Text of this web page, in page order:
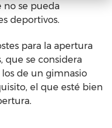
no se pueda
deportivos.
para la apertura
que se considera
de un gimnasio
el que esté bien